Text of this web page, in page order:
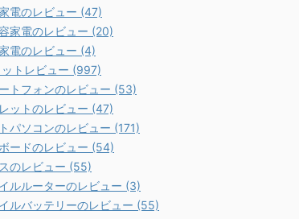
電のレビュー (47)
家電のレビュー (20)
電のレビュー (4)
トレビュー (997)
トフォンのレビュー (53)
ットのレビュー (47)
パソコンのレビュー (171)
ードのレビュー (54)
のレビュー (55)
ルルーターのレビュー (3)
ルバッテリーのレビュー (55)